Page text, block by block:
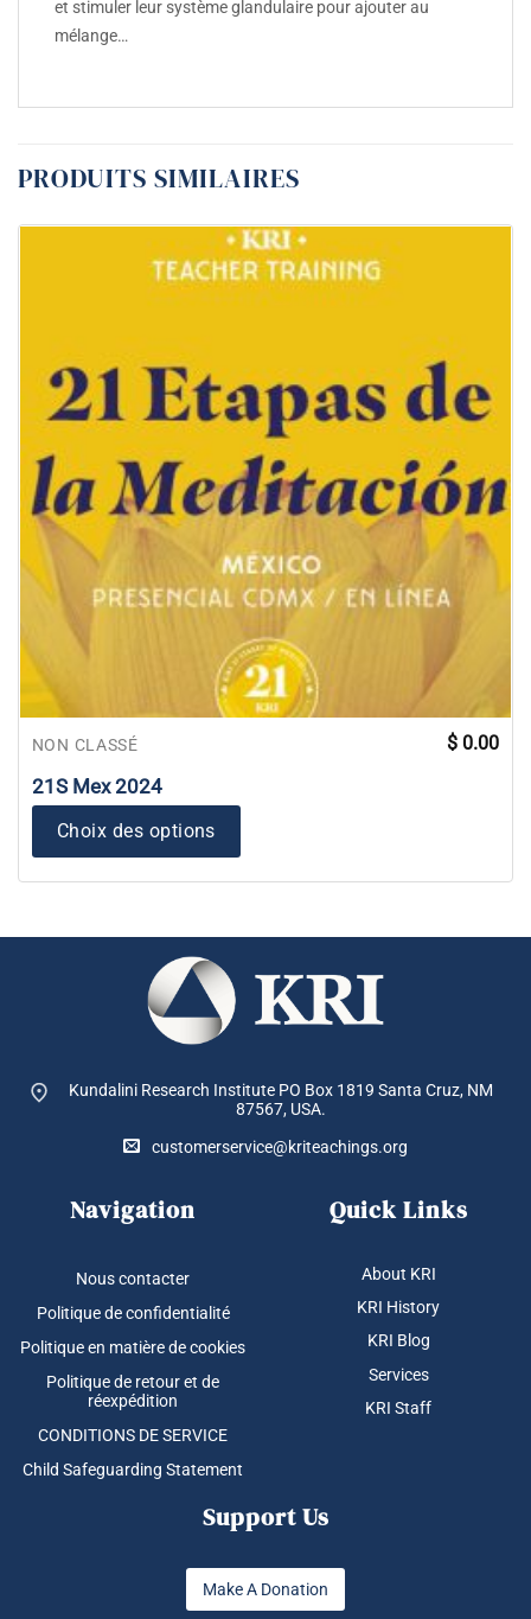
et stimuler leur système glandulaire pour ajouter au
mélange…
PRODUITS SIMILAIRES
NON CLASSÉ
21S Mex 2024
$ 0.00
Choix des options
Kundalini Research Institute PO Box 1819 Santa Cruz, NM
87567, USA.
customerservice@kriteachings.org
Navigation
Nous contacter
Politique de confidentialité
Politique en matière de cookies
Politique de retour et de
réexpédition
CONDITIONS DE SERVICE
Child Safeguarding Statement
Quick Links
About KRI
KRI History
KRI Blog
Services
KRI Staff
Support Us
Make A Donation